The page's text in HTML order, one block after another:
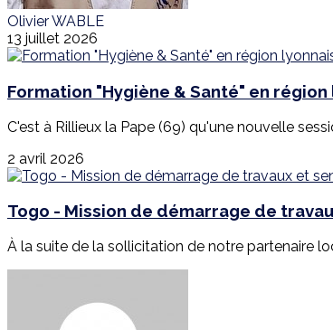
Olivier WABLE
13 juillet 2026
Formation "Hygiène & Santé" en région
C'est à Rillieux la Pape (69) qu'une nouvelle
2 avril 2026
Togo - Mission de démarrage de
À la suite de la sollicitation de notre partenaire